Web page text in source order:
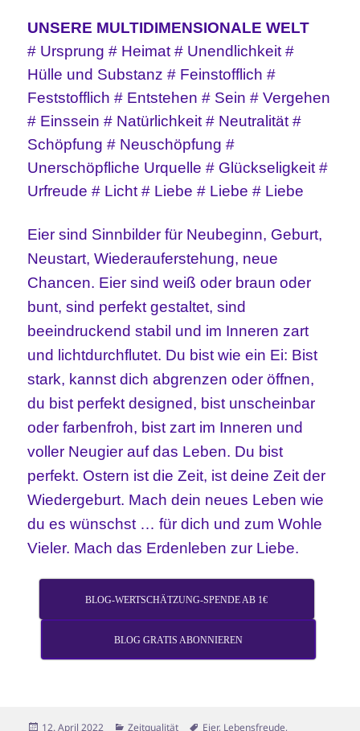
UNSERE MULTIDIMENSIONALE WELT
# Ursprung # Heimat # Unendlichkeit #
Hülle und Substanz # Feinstofflich #
Feststofflich # Entstehen # Sein # Vergehen
# Einssein # Natürlichkeit # Neutralität #
Schöpfung # Neuschöpfung #
Unerschöpfliche Urquelle # Glückseligkeit #
Urfreude # Licht # Liebe # Liebe # Liebe
Eier sind Sinnbilder für Neubeginn, Geburt,
Neustart, Wiederauferstehung, neue
Chancen. Eier sind weiß oder braun oder
bunt, sind perfekt gestaltet, sind
beeindruckend stabil und im Inneren zart
und lichtdurchflutet. Du bist wie ein Ei: Bist
stark, kannst dich abgrenzen oder öffnen,
du bist perfekt designed, bist unscheinbar
oder farbenfroh, bist zart im Inneren und
voller Neugier auf das Leben. Du bist
perfekt. Ostern ist die Zeit, ist deine Zeit der
Wiedergeburt. Mach dein neues Leben wie
du es wünschst … für dich und zum Wohle
Vieler. Mach das Erdenleben zur Liebe.
BLOG-WERTSCHÄTZUNG-SPENDE AB 1€
BLOG GRATIS ABONNIEREN
Veröffentlicht
12. April 2022 Kategorien
Zeitqualität Schlagwörter
Eier, Lebensfreude,